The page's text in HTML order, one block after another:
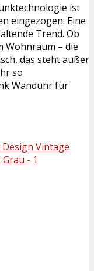
ist
eingezogen: Eine
Trend. Ob
Wohnraum – die
das steht außer
so
Wanduhr für